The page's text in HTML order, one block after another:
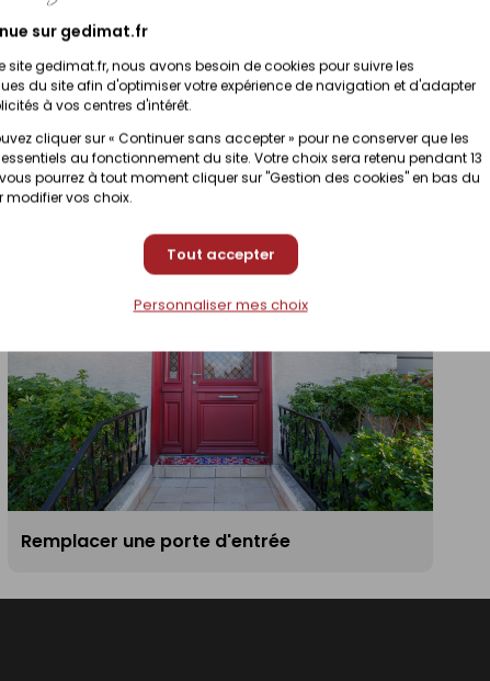
sur gedimat.fr
site gedimat.fr, nous avons besoin de cookies pour suivre les
du site afin d'optimiser votre expérience de navigation et d'adapter
à vos centres d'intérêt.
cliquer sur « Continuer sans accepter » pour ne conserver que les
au fonctionnement du site. Votre choix sera retenu pendant 13
pourrez à tout moment cliquer sur "Gestion des cookies" en bas du
modifier vos choix.
Tout accepter
Personnaliser mes choix
sous 10 jours Prix en magasin
(contactez votre magasin)
Remplacer une porte d'entrée